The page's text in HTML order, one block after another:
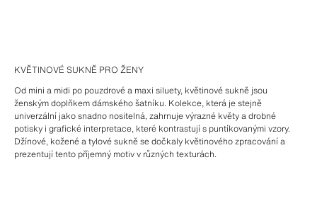
KVĚTINOVÉ SUKNĚ PRO ŽENY
Od mini a midi po pouzdrové a maxi siluety, květinové sukně jsou
ženským doplňkem dámského šatníku. Kolekce, která je stejně
univerzální jako snadno nositelná, zahrnuje výrazné květy a drobné
potisky i grafické interpretace, které kontrastují s puntíkovanými vzory.
Džínové, kožené a tylové sukně se dočkaly květinového zpracování a
prezentují tento příjemný motiv v různých texturách.